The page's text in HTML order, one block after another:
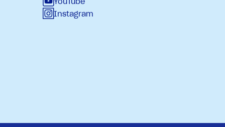
Instagram